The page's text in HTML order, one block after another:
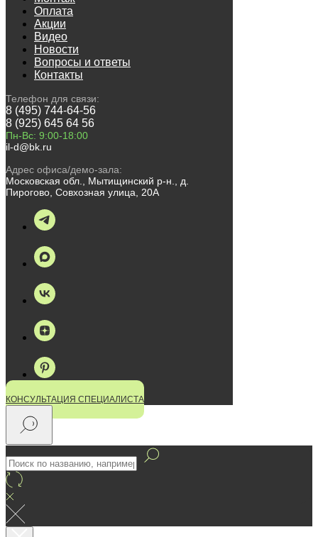
Оплата
Акции
Видео
Новости
Вопросы и ответы
Контакты
Телефон для связи:
8 (495) 744-64-56
8 (925) 645 64 56
Пн-Вс: 9:00-18:00
il-d@bk.ru
Адрес офиса/демо-зала:
Московская обл., Мытищинский р-н., д.
Пирогово, Совхозная улица, 20А
КОНСУЛЬТАЦИЯ СПЕЦИАЛИСТА